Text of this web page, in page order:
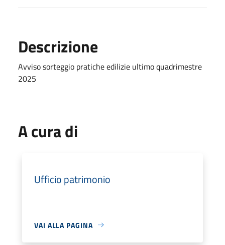
Descrizione
Avviso sorteggio pratiche edilizie ultimo quadrimestre
2025
A cura di
Ufficio patrimonio
VAI ALLA PAGINA